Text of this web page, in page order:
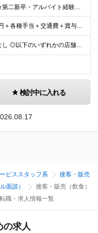
★全員面接実施中★第二新卒・アルバイト経験・初めての転職も歓迎★パパ・ママ社員も活躍中★人物・意欲重視 ●学歴不問 ●未経験OK ●40歳以下の方（若年層の長期キャリア形成のため） ＼たくさんの方
月給30万円～35万円＋各種手当＋交通費＋賞与年1回 ※前職給与・経験・スキルを考慮の上、決定いたします ※上記金額には固定残業代（30時間分／71,300円～）を含みます。超過分は全額支給します
◎転居を伴う転勤なし ◎以下のいずれかの店舗への配属となります ■まぐろ問屋 二代目 マル城キッチン【THE LIVE店(横浜関内)】 神奈川県横浜市中区港町１丁目1番１ BASEGATE横浜関内
検討中に入れる
ビススタッフ系
接客・販売
面談）
接客・販売（飲食）
職・求人情報一覧
の求人